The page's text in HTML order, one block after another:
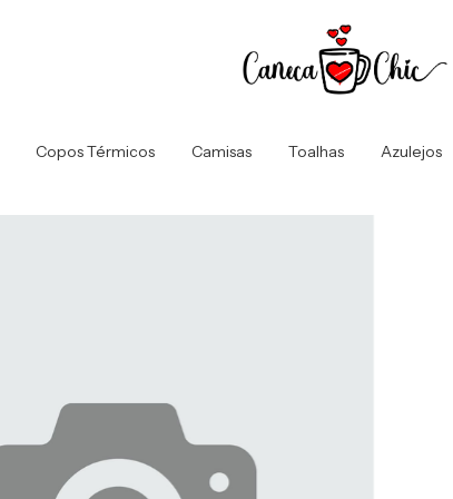
Copos Térmicos Camisas Toalhas Azulejos